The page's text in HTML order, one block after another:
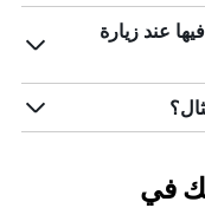
عند زيارة
في